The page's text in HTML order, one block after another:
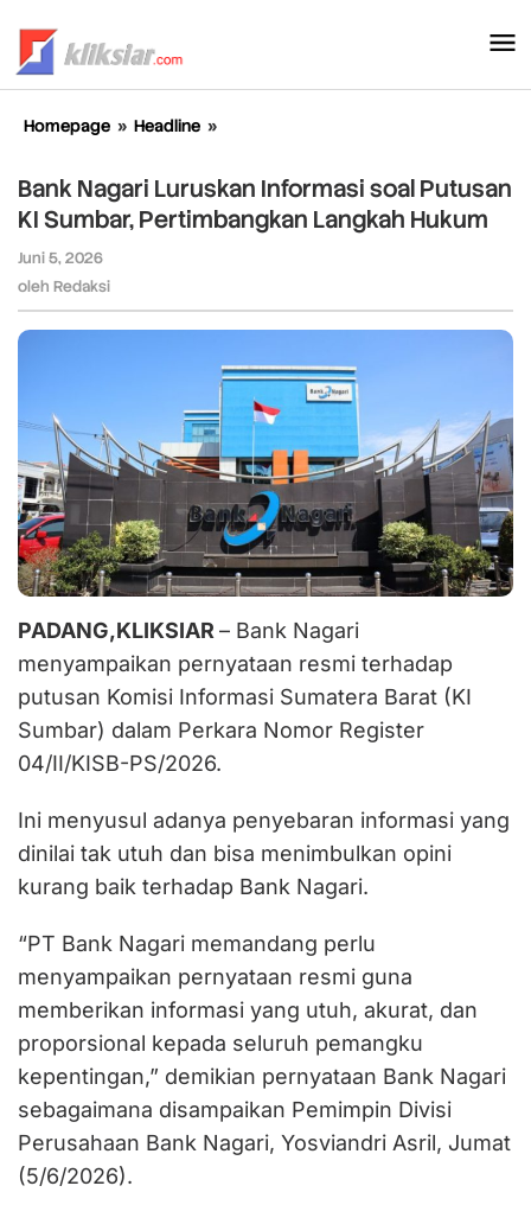
konten
Homepage » Headline »
Luruskan
Informasi
soal
Pertimbangkan
Hukum
Bank Nagari Luruskan Informasi soal Putusan
KI Sumbar, Pertimbangkan Langkah Hukum
Juni 5, 2026
oleh Redaksi
PADANG,KLIKSIAR – Bank Nagari
menyampaikan pernyataan resmi terhadap
putusan Komisi Informasi Sumatera Barat (KI
Sumbar) dalam Perkara Nomor Register
04/II/KISB-PS/2026.
Ini menyusul adanya penyebaran informasi yang
dinilai tak utuh dan bisa menimbulkan opini
kurang baik terhadap Bank Nagari.
“PT Bank Nagari memandang perlu
menyampaikan pernyataan resmi guna
memberikan informasi yang utuh, akurat, dan
proporsional kepada seluruh pemangku
kepentingan,” demikian pernyataan Bank Nagari
sebagaimana disampaikan Pemimpin Divisi
Perusahaan Bank Nagari, Yosviandri Asril, Jumat
(5/6/2026).